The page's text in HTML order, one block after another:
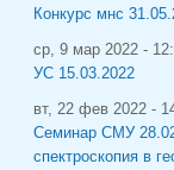
Конкурс мнс
ср, 9 мар 2022 -
УС 15.03.2022
вт, 22 фев 2022 -
Семинар СМУ
спектроскопия в